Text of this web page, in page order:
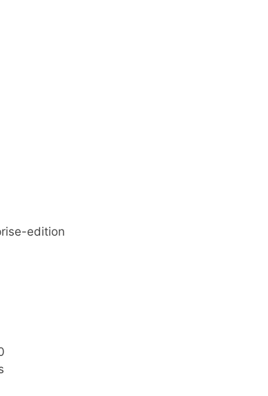
edition